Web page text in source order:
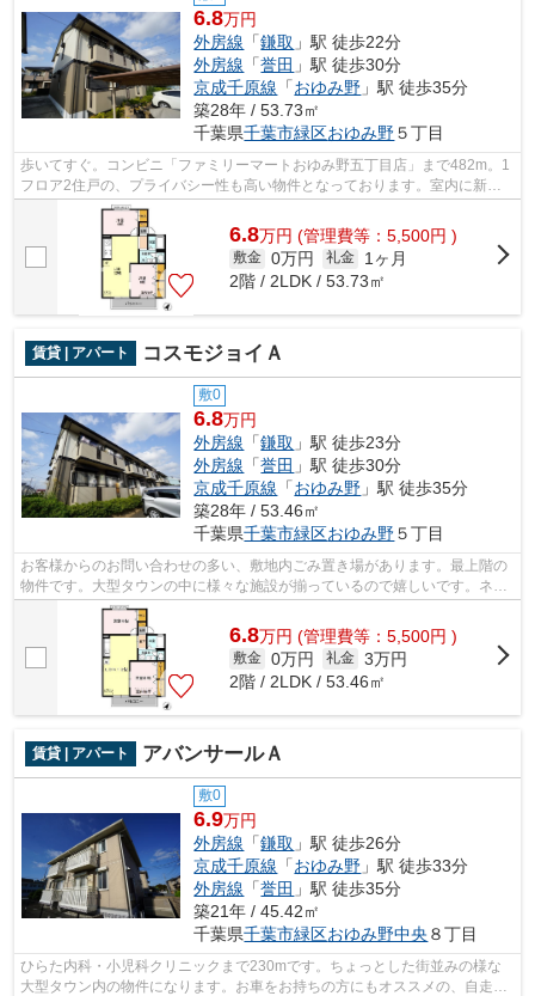
6.8万円
外房線 「鎌取 」駅 徒歩22分
外房線 「誉田 」駅 徒歩30分
京成千原線 「おゆみ野 」駅 徒歩35分
築28年 / 53.73㎡
千葉県千葉市緑区おゆみ野５丁目
歩いてすぐ。コンビニ「ファミリーマートおゆみ野五丁目店」まで482m。1
フロア2住戸の、プライバシー性も高い物件となっております。室内に新鮮
な空気を取り入れやすい風通しが良好な...
6.8万円 (管理費等：5,500円 )
敷金 0万円 礼金
1ヶ月
2階 / 2LDK / 53.73㎡
賃貸 | アパート コスモジョイＡ
敷0
6.8万円
外房線 「鎌取 」駅 徒歩23分
外房線 「誉田 」駅 徒歩30分
京成千原線 「おゆみ野 」駅 徒歩35分
築28年 / 53.46㎡
千葉県千葉市緑区おゆみ野５丁目
お客様からのお問い合わせの多い、敷地内ごみ置き場があります。最上階の
物件です。大型タウンの中に様々な施設が揃っているので嬉しいです。ネッ
ト回線が導入された物件です。株式会...
6.8万円 (管理費等：5,500円 )
敷金 0万円 礼金 3万円
2階 / 2LDK / 53.46㎡
賃貸 | アパート アバンサールＡ
敷0
6.9万円
外房線 「鎌取 」駅 徒歩26分
京成千原線 「おゆみ野 」駅 徒歩33分
外房線 「誉田 」駅 徒歩35分
築21年 / 45.42㎡
千葉県千葉市緑区おゆみ野中央 ８丁目
ひらた内科・小児科クリニックまで230mです。ちょっとした街並みの様な
大型タウン内の物件になります。お車をお持ちの方にもオススメの、自走式